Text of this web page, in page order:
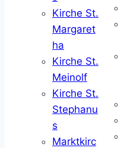
Kirche St.
Margaret
ha
Kirche St.
Meinolf
Kirche St.
Stephanu
s
Marktkirc